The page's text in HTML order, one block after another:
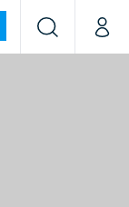
VyhledáváníMůj